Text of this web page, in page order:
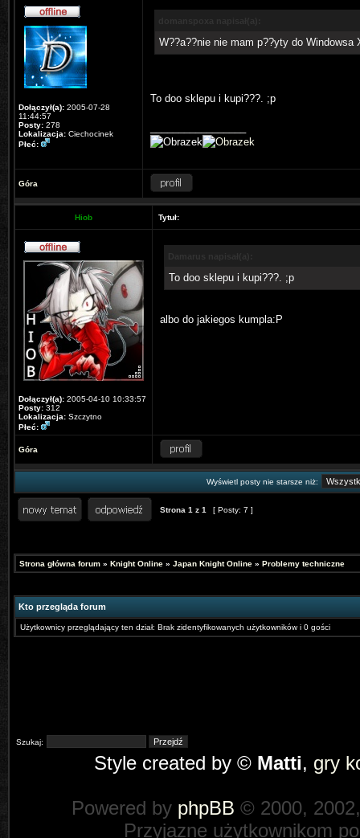
Dołączył(a): 2005-07-28
11:44:57
Posty: 278
Lokalizacja: Ciechocinek
Płeć:
W??a??nie nie mam p??yty do Windowsa
To doo sklepu i kupi???. ;p
Góra
Hiob Tytuł:
Dołączył(a): 2005-04-10 10:33:57
Posty: 312
Lokalizacja: Szczytno
Płeć:
To doo sklepu i kupi???. ;p
albo do jakiegos kumpla:P
Góra
Wyświetl posty nie starsze niż:
Strona 1 z 1 [ Posty: 7 ]
Strona główna forum » Knight Online » Japan Knight Online » Problemy techniczne
Kto przegląda forum
Użytkownicy przeglądający ten dział: Brak zidentyfikowanych użytkowników i 0 gości
Szukaj:
Style created by © Matti, gry
Powered by phpBB © 2000,
Przyjazne użytkownikom